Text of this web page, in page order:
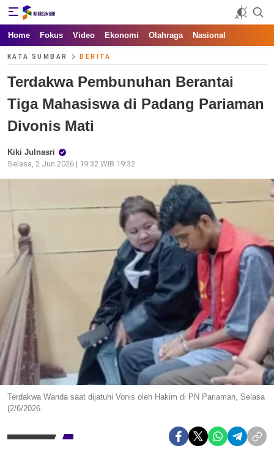
Kata Sumbar
Berita Sumbar Hari Ini
Home Fokus Video Ekonomi Olahraga Nasional
KATA SUMBAR BERITA
Terdakwa Pembunuhan Berantai
Tiga Mahasiswa di Padang Pariaman
Divonis Mati
Kiki Julnasri
Selasa, 2 Jun 2026 | 19:32 WIB 19:32
Terdakwa Wanda saat dijatuhi Vonis oleh Hakim di PN Pariaman, Selasa
(2/6/2026.